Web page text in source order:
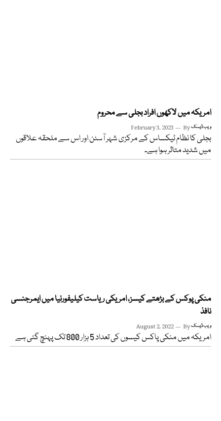
امریکہ میں لاکھوں افراد بجلی سے محروم
February 3, 2023 Byویب ڈیسک
بجلی کا نظام ٹیکساس کے مرکزی شہر آسٹن اور اس سے ملحقہ علاقوں
میں شدید متاثر ہوا ہے۔
منکی پوکس کے بڑھتے کیسز، امریکی ریاست کیلیفورنیا میں ایمرجنسی
نافذ
August 2, 2022 Byویب ڈیسک
امریکہ میں منکی پاکس کیسوں کی تعداد 5 ہزار 800 تک پہنچ گئی ہے